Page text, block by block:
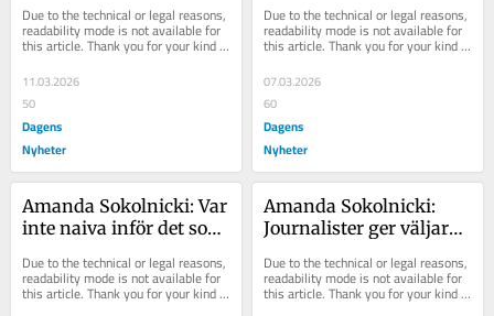
hände, Ann Heberlein?
Due to the technical or legal reasons,
readability mode is not available for
this article. Thank you for your kind
11.03.2026
50
Dagens
Nyheter
nej till Macrons
kärnvapen
Due to the technical or legal reasons,
readability mode is not available for
this article. Thank you for your kind
07.03.2026
60
Dagens
Nyheter
Amanda Sokolnicki: Var
inte naiva inför det som
Due to the technical or legal reasons,
readability mode is not available for
this article. Thank you for your kind
Amanda Sokolnicki:
Journalister ger väljarna
Due to the technical or legal reasons,
readability mode is not available for
this article. Thank you for your kind